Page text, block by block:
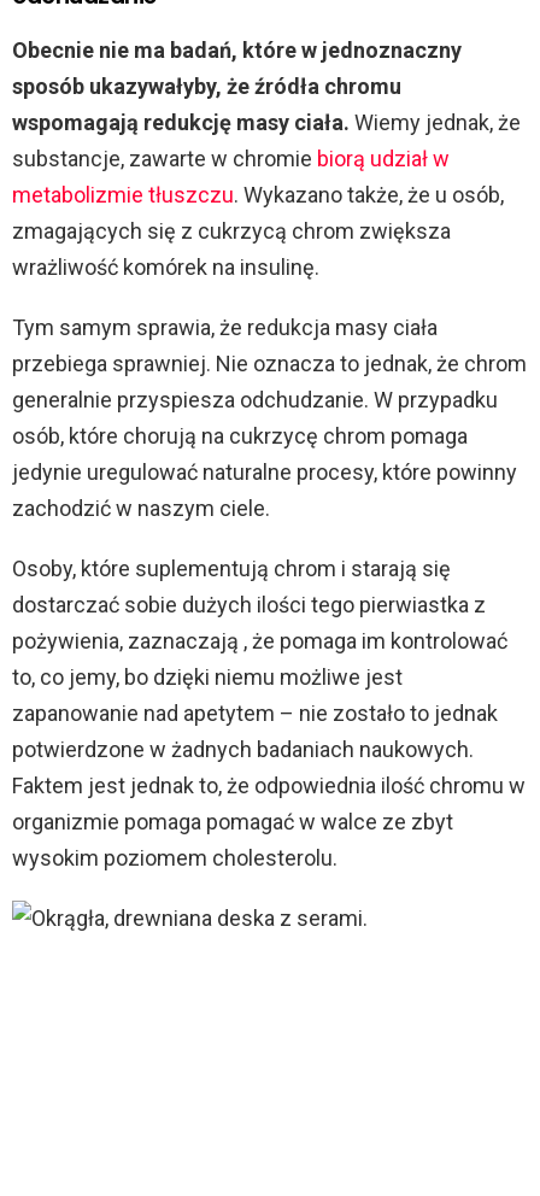
Obecnie nie ma badań, które w jednoznaczny
sposób ukazywałyby, że źródła chromu
wspomagają redukcję masy ciała. Wiemy jednak, że
substancje, zawarte w chromie biorą udział w
metabolizmie tłuszczu. Wykazano także, że u osób,
zmagających się z cukrzycą chrom zwiększa
wrażliwość komórek na insulinę.
Tym samym sprawia, że redukcja masy ciała
przebiega sprawniej. Nie oznacza to jednak, że chrom
generalnie przyspiesza odchudzanie. W przypadku
osób, które chorują na cukrzycę chrom pomaga
jedynie uregulować naturalne procesy, które powinny
zachodzić w naszym ciele.
Osoby, które suplementują chrom i starają się
dostarczać sobie dużych ilości tego pierwiastka z
pożywienia, zaznaczają , że pomaga im kontrolować
to, co jemy, bo dzięki niemu możliwe jest
zapanowanie nad apetytem – nie zostało to jednak
potwierdzone w żadnych badaniach naukowych.
Faktem jest jednak to, że odpowiednia ilość chromu w
organizmie pomaga pomagać w walce ze zbyt
wysokim poziomem cholesterolu.